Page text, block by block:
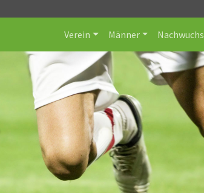
Verein Männer Nachwuchs